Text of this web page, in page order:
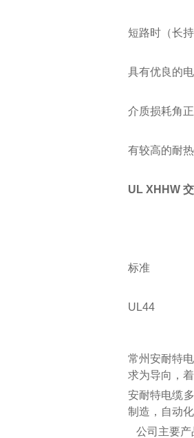
短路时（长
具有优良的
介质损耗角
有较高的耐
UL XHHW
标准
UL44
常州安耐特
求为导向，
安耐特电缆
制造，自动
公司主要产